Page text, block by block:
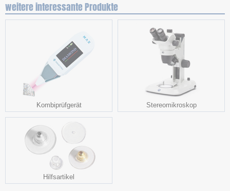
weitere interessante Produkte
Kombiprüfgerät Stereomikroskop
Hilfsartikel